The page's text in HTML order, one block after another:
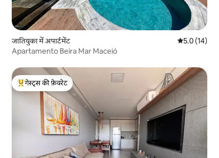
जातियुका में अपार्टमेंट औसत रेटिंग 5
5.0 (14)
Apartamento Beira Mar Maceió
गेस्ट्स का टॉप फ़ेवरेट
गेस्ट्स की फ़ेवरेट